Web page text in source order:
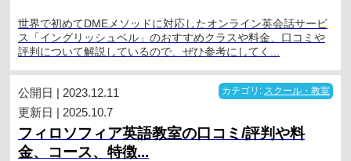
世界で初めてDMEメソッドに対応したオンライン英会話サービ
ス「イングリッシュベル」のおすすめクラスや料金、口コミや
評判について解説しているので、ぜひ参考にしてく...
公開日 | 2023.12.11
更新日 | 2025.10.7
カテゴリ: スクール・教室
フィロソフィア英語教室の口コミ/評判や料
金、コース、特徴...